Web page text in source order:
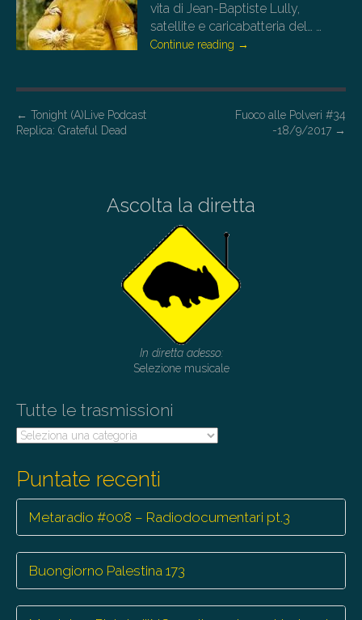
vita di Jean-Baptiste Lully,
satellite e caricabatteria del… …
Continue reading →
P
o
n
← Tonight (A)Live Podcast
Replica: Grateful Dead
Fuoco alle Polveri #34
-18/9/2017 →
Ascolta la diretta
In diretta adesso:
Selezione musicale
Tutte le trasmissioni
Tutte
Puntate recenti
Metaradio #008 – Radiodocumentari pt.3
Buongiorno Palestina 173